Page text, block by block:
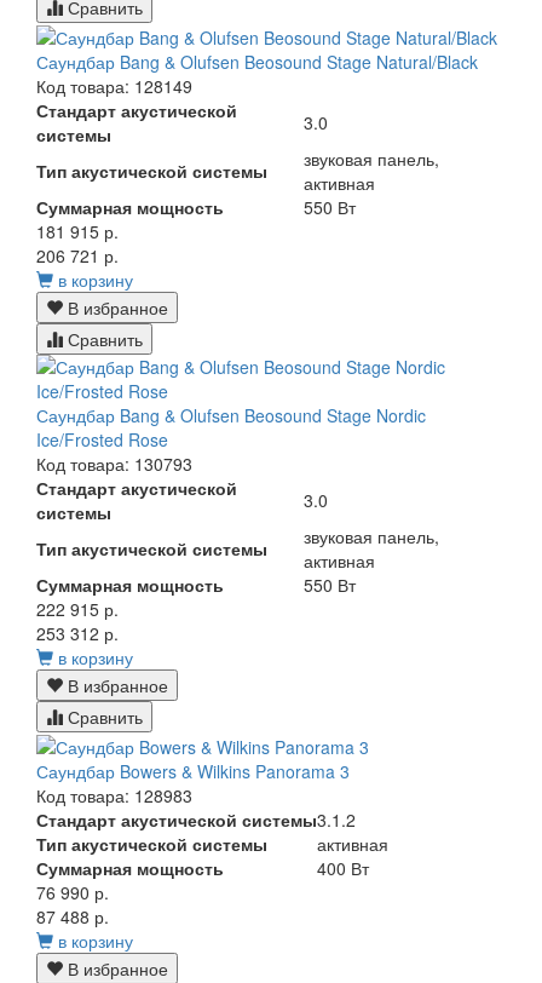
Сравнить
Саундбар Bang & Olufsen Beosound Stage Natural/Black
Код товара: 128149
Стандарт акустической
системы
3.0
Тип акустической системы
звуковая панель,
активная
Суммарная мощность
550 Вт
181 915 р.
206 721 р.
в корзину
В избранное
Сравнить
Саундбар Bang & Olufsen Beosound Stage Nordic
Ice/Frosted Rose
Код товара: 130793
Стандарт акустической
системы
3.0
Тип акустической системы
звуковая панель,
активная
Суммарная мощность
550 Вт
222 915 р.
253 312 р.
в корзину
В избранное
Сравнить
Саундбар Bowers & Wilkins Panorama 3
Код товара: 128983
Стандарт акустической системы3.1.2
Тип акустической системы
активная
Суммарная мощность
400 Вт
76 990 р.
87 488 р.
в корзину
В избранное